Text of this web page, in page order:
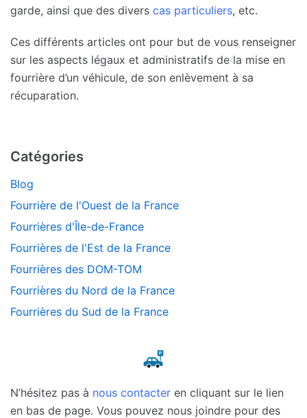
garde, ainsi que des divers cas particuliers, etc.
Ces différents articles ont pour but de vous renseigner
sur les aspects légaux et administratifs de la mise en
fourrière d’un véhicule, de son enlèvement à sa
récuparation.
Catégories
Blog
Fourrière de l'Ouest de la France
Fourrières d'Île-de-France
Fourrières de l'Est de la France
Fourrières des DOM-TOM
Fourrières du Nord de la France
Fourrières du Sud de la France
N’hésitez pas à nous contacter en cliquant sur le lien
en bas de page. Vous pouvez nous joindre pour des